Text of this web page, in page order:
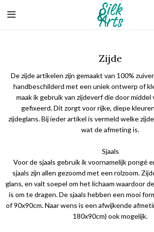
Zijde
De zijde artikelen zijn gemaakt van 100%
handbeschilderd met een uniek ontwerp of
maak ik gebruik van zijdeverf die door
gefixeerd. Dit zorgt voor rijke, diepe
zijdeglans. Bij ieder artikel is vermeld welke
wat de afmeting is.
Sjaals
Voor de sjaals gebruik ik voornamelijk pongé
sjaals zijn allen gezoomd met een rolzoom.
glans, en valt soepel om het lichaam waardoor
is om te dragen. De sjaals hebben een mooi
of 90x90cm. Naar wens is een afwijkende
180x90cm) ook mogelijk.